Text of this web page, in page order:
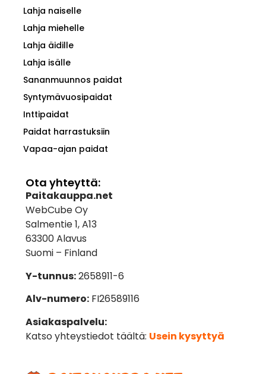
Lahja naiselle
Lahja miehelle
Lahja äidille
Lahja isälle
Sananmuunnos paidat
Syntymävuosipaidat
Inttipaidat
Paidat harrastuksiin
Vapaa-ajan paidat
Ota yhteyttä:
Paitakauppa.net
WebCube Oy
Salmentie 1, A13
63300 Alavus
Suomi – Finland
Y-tunnus:2658911-6
Alv-numero:FI26589116
Asiakaspalvelu:
Katso yhteystiedot täältä: Usein kysyttyä